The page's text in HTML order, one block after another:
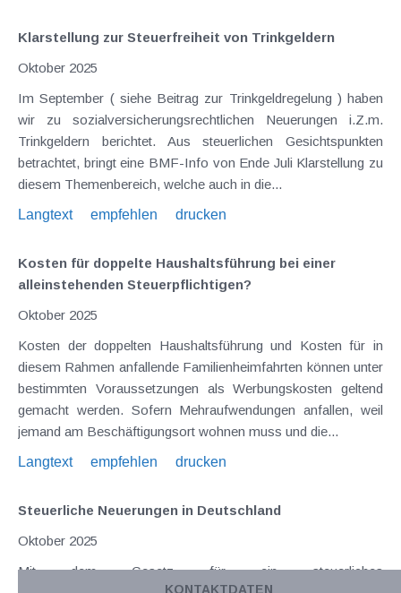
Klarstellung zur Steuerfreiheit von Trinkgeldern
Oktober 2025
Im September ( siehe Beitrag zur Trinkgeldregelung ) haben
wir zu sozialversicherungsrechtlichen Neuerungen i.Z.m.
Trinkgeldern berichtet. Aus steuerlichen Gesichtspunkten
betrachtet, bringt eine BMF-Info von Ende Juli Klarstellung zu
diesem Themenbereich, welche auch in die...
Langtext
empfehlen drucken
Kosten für doppelte Haushaltsführung bei einer
alleinstehenden Steuerpflichtigen?
Oktober 2025
Kosten der doppelten Haushaltsführung und Kosten für in
diesem Rahmen anfallende Familienheimfahrten können unter
bestimmten Voraussetzungen als Werbungskosten geltend
gemacht werden. Sofern Mehraufwendungen anfallen, weil
jemand am Beschäftigungsort wohnen muss und die...
Langtext
empfehlen drucken
Steuerliche Neuerungen in Deutschland
Oktober 2025
Mit dem Gesetz für ein steuerliches
KONTAKTDATEN